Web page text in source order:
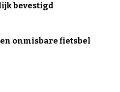
bevestigd
onmisbare fietsbel